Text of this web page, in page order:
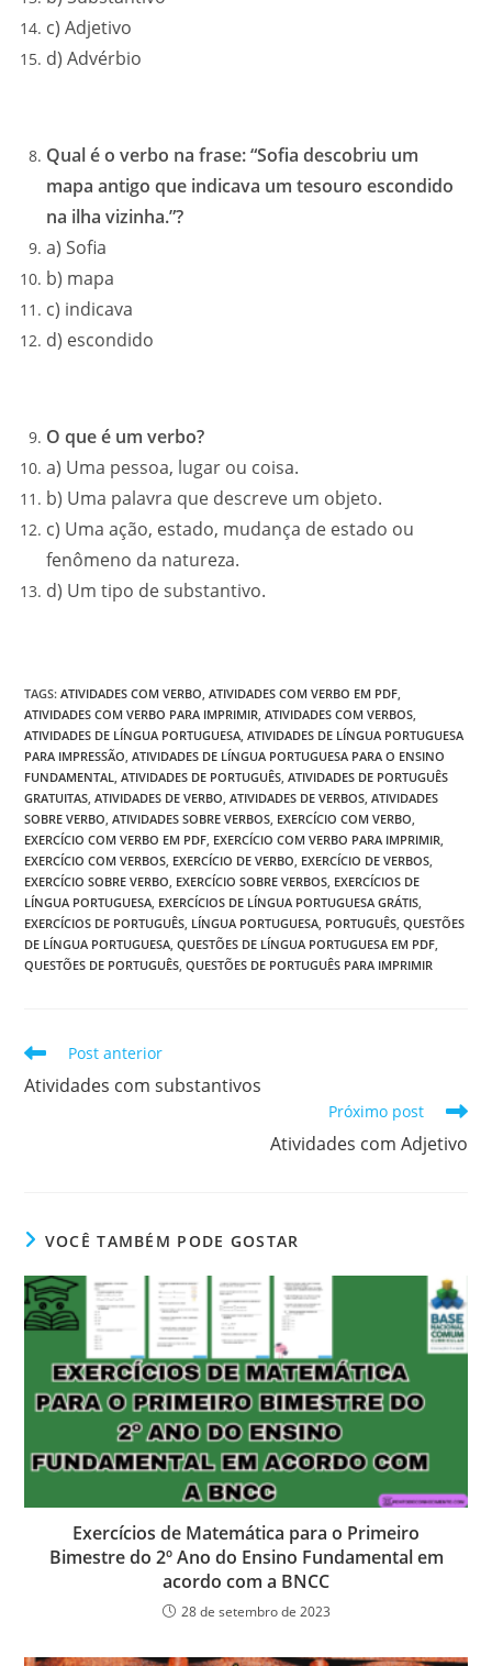
c) Adjetivo
d) Advérbio
Qual é o verbo na frase: “Sofia descobriu um
mapa antigo que indicava um tesouro escondido
na ilha vizinha.”?
a) Sofia
b) mapa
c) indicava
d) escondido
O que é um verbo?
a) Uma pessoa, lugar ou coisa.
b) Uma palavra que descreve um objeto.
c) Uma ação, estado, mudança de estado ou
fenômeno da natureza.
d) Um tipo de substantivo.
TAGS:ATIVIDADES COM VERBO, ATIVIDADES COM VERBO EM PDF,
ATIVIDADES COM VERBO PARA IMPRIMIR, ATIVIDADES COM VERBOS,
ATIVIDADES DE LÍNGUA PORTUGUESA, ATIVIDADES DE LÍNGUA PORTUGUESA
PARA IMPRESSÃO, ATIVIDADES DE LÍNGUA PORTUGUESA PARA O ENSINO
FUNDAMENTAL, ATIVIDADES DE PORTUGUÊS, ATIVIDADES DE PORTUGUÊS
GRATUITAS, ATIVIDADES DE VERBO, ATIVIDADES DE VERBOS, ATIVIDADES
SOBRE VERBO, ATIVIDADES SOBRE VERBOS, EXERCÍCIO COM VERBO,
EXERCÍCIO COM VERBO EM PDF, EXERCÍCIO COM VERBO PARA IMPRIMIR,
EXERCÍCIO COM VERBOS, EXERCÍCIO DE VERBO, EXERCÍCIO DE VERBOS,
EXERCÍCIO SOBRE VERBO, EXERCÍCIO SOBRE VERBOS, EXERCÍCIOS DE
LÍNGUA PORTUGUESA, EXERCÍCIOS DE LÍNGUA PORTUGUESA GRÁTIS,
EXERCÍCIOS DE PORTUGUÊS, LÍNGUA PORTUGUESA, PORTUGUÊS, QUESTÕES
DE LÍNGUA PORTUGUESA, QUESTÕES DE LÍNGUA PORTUGUESA EM PDF,
QUESTÕES DE PORTUGUÊS, QUESTÕES DE PORTUGUÊS PARA IMPRIMIR
Leia
artigos
Post anterior
Atividades com substantivos
Próximo post
Atividades com Adjetivo
VOCÊ TAMBÉM PODE GOSTAR
Exercícios de Matemática para o Primeiro
Bimestre do 2º Ano do Ensino Fundamental em
acordo com a BNCC
28 de setembro de 2023